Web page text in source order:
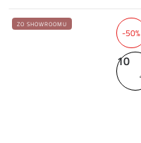
-50%
10
ZO SHOWROOMU